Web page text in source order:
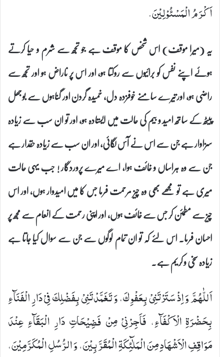
اَكْرَمُ الْمَسْئُوْلِیْنَ.
یہ (میرا موقف) اس شخص کا موقف ہے جو تجھ سے شرم و حیا کرتے
ہوئے اپنے نفس کو برائیوں سے روکتا ہو، اور اس پر ناراض ہو اور تجھ سے
راضی ہو، اور تیرے سامنے خوفزدہ دل، خمیدہ گردن اور گناہوں سے بوجھل
پیٹھ کے ساتھ امید و بیم کی حالت میں ایستادہ ہو، اور تو ان سب سے زیادہ
سزاوار ہے جن سے اس نے آس لگائی، اور ان سب سے زیادہ حقدار ہے
جن سے وہ ہراساں و خائف ہوا، اے میرے پروردگار ! جب یہی حالت
میری ہے تو مجھے بھی وہ چیز مرحمت فرما جس کا میں امیدوار ہوں، اور اس
چیز سے مطمئن کر جس سے خائف ہوں، اور اپنی رحمت کے انعام سے مجھ پر
احسان فرما۔ اس لئے کہ تو ان تمام لوگوں سے جن سے سوال کیا جاتا ہے
زیادہ سخی و کریم ہے۔
اَللّٰهُمَّ وَ اِذْ سَتَرْتَنِیْ بِعَفْوِكَ، وَ تَغَمَّدْتَنِیْ بِفَضْلِكَ فِیْ دَارِ الْفَنَآءِ
بِحَضْرَةِ الْاَكْفَآءِ، فَاَجِرْنِیْ مِنْ فَضِیْحَاتِ دَارِ الْبَقَآءِ عِنْدَ
مَوَاقِفِ الْاَشْهَادِ مِنَ الْمَلٰٓئِكَةِ الْمُقَرَّبِیْنَ، وَ الرُّسُلِ الْمُكَرَّمِیْنَ،